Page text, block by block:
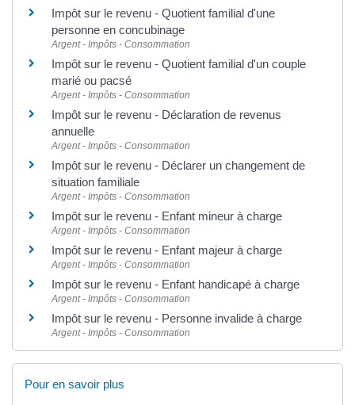
Impôt sur le revenu - Quotient familial d'une
personne en concubinage
Argent - Impôts - Consommation
Impôt sur le revenu - Quotient familial d'un couple
marié ou pacsé
Argent - Impôts - Consommation
Impôt sur le revenu - Déclaration de revenus
annuelle
Argent - Impôts - Consommation
Impôt sur le revenu - Déclarer un changement de
situation familiale
Argent - Impôts - Consommation
Impôt sur le revenu - Enfant mineur à charge
Argent - Impôts - Consommation
Impôt sur le revenu - Enfant majeur à charge
Argent - Impôts - Consommation
Impôt sur le revenu - Enfant handicapé à charge
Argent - Impôts - Consommation
Impôt sur le revenu - Personne invalide à charge
Argent - Impôts - Consommation
Pour en savoir plus